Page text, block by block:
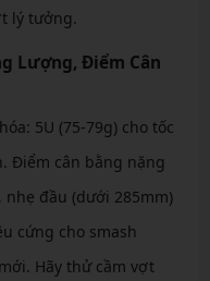
lý tưởng.
Lượng, Điểm Cân
5U (75-79g) cho tốc
Điểm cân bằng nặng
đầu (dưới 285mm)
cứng cho smash
Hãy thử cầm vợt